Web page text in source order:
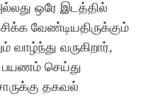
ஒரே இடத்தில்
வேண்டியதிருக்கும்
வாழ்ந்து வருகிறார்,
பயணம் செய்து
தகவல்